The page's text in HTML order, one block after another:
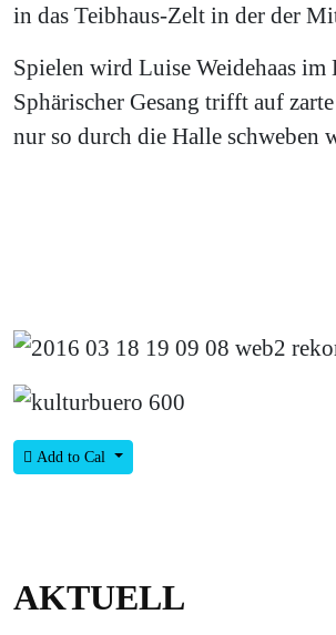
in das Teibhaus-Zelt in der der
Spielen wird Luise Weidehaas im
Sphärischer Gesang trifft auf
nur so durch die Halle schweben
Add to Cal
AKTUELL